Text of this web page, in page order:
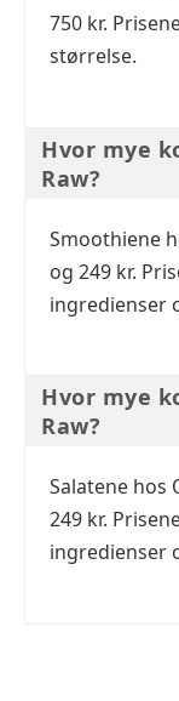
750 kr.
størrelse.
Hvor mye
Raw?
Smoothiene
og 249 kr.
ingredienser
Hvor mye
Raw?
Salatene hos
249 kr.
ingredienser